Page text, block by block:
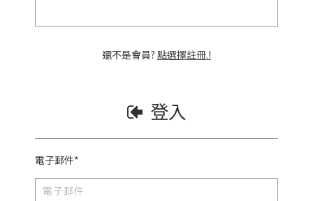
還不是會員? 點選擇註冊.!
登入
電子郵件*